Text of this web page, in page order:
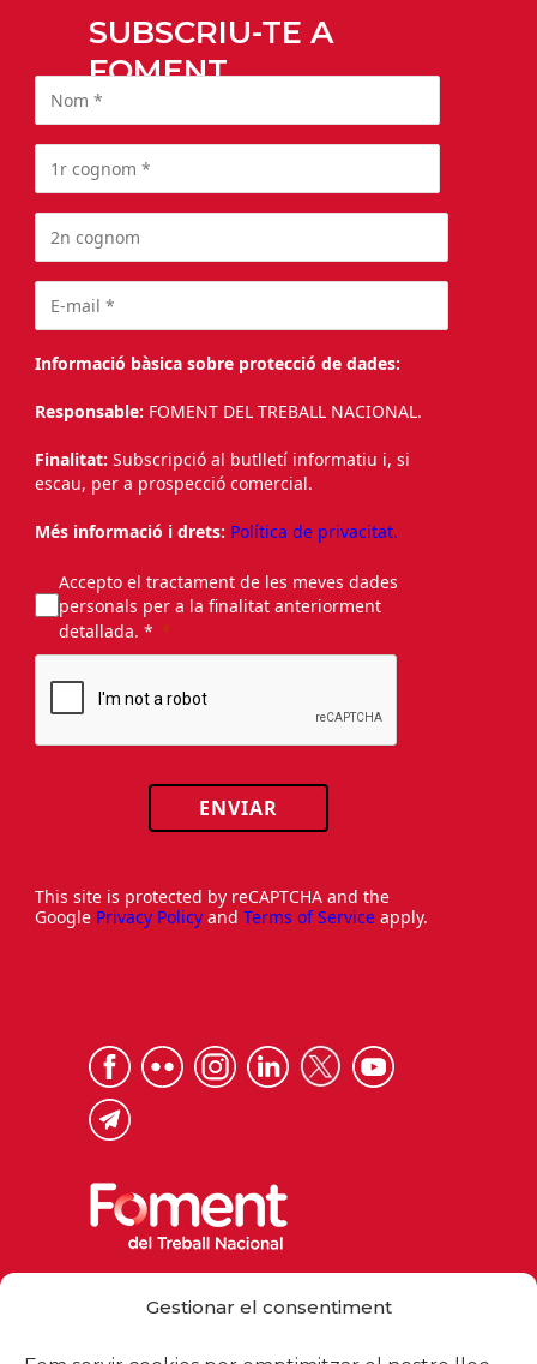
Gestionar el consentiment
SUBSCRIU-TE A
FOMENT
Informació bàsica sobre protecció de dades:
Responsable:
Finalitat:
Subscripció al butlletí informatiu i, si
escau, per a prospecció comercial.
Més informació i drets: Política de privacitat.
Accepto el tractament de les meves dades
personals per a la finalitat anteriorment
detallada. *
ENVIAR
This site is protected by reCAPTCHA and the
GooglePrivacy Policy andTerms of Serviceapply.
Via Laietana 32, 08003 Barcelona
Tel. 93 484 12 00